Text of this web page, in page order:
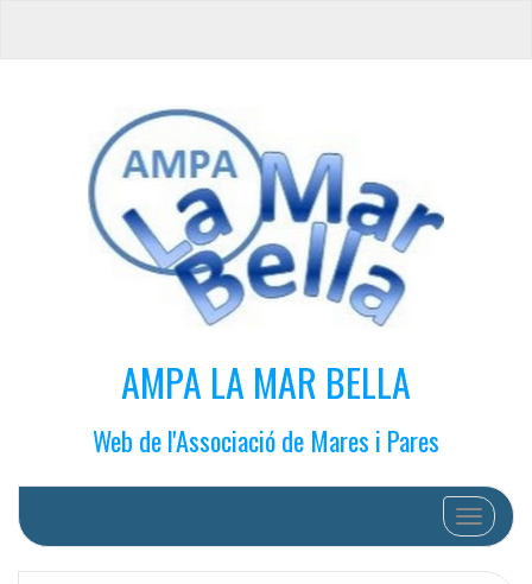
AMPA LA MAR BELLA
Web de l'Associació de Mares i Pares
Cambiar